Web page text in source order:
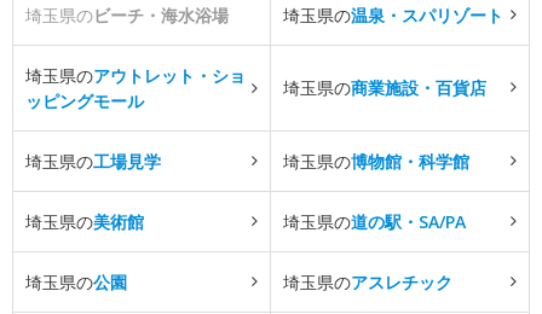
埼玉県のビーチ・海水浴場 埼玉県の温泉・スパリゾート
埼玉県のアウトレット・ショ
ッピングモール
埼玉県の商業施設・百貨店
埼玉県の工場見学 埼玉県の博物館・科学館
埼玉県の美術館 埼玉県の道の駅・SA/PA
埼玉県の公園 埼玉県のアスレチック